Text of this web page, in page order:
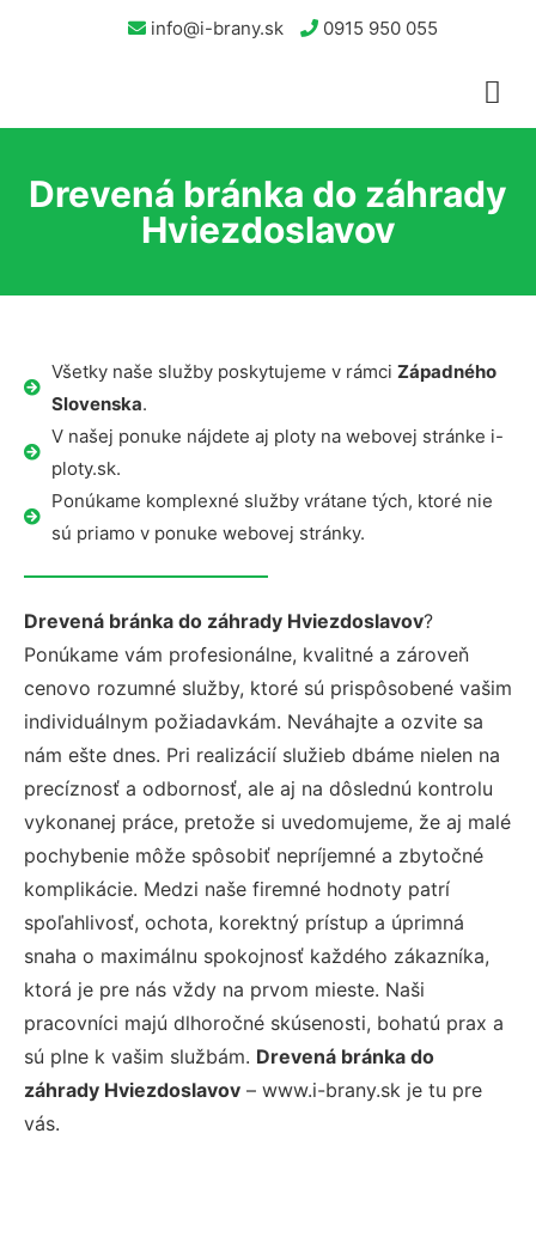
info@i-brany.sk 0915 950 055
Drevená bránka do záhrady
Hviezdoslavov
Všetky naše služby poskytujeme v rámci Západného
Slovenska.
V našej ponuke nájdete aj ploty na webovej stránke i-
ploty.sk.
Ponúkame komplexné služby vrátane tých, ktoré nie
sú priamo v ponuke webovej stránky.
Drevená bránka do záhrady Hviezdoslavov?
Ponúkame vám profesionálne, kvalitné a zároveň
cenovo rozumné služby, ktoré sú prispôsobené vašim
individuálnym požiadavkám. Neváhajte a ozvite sa
nám ešte dnes. Pri realizácií služieb dbáme nielen na
precíznosť a odbornosť, ale aj na dôslednú kontrolu
vykonanej práce, pretože si uvedomujeme, že aj malé
pochybenie môže spôsobiť nepríjemné a zbytočné
komplikácie. Medzi naše firemné hodnoty patrí
spoľahlivosť, ochota, korektný prístup a úprimná
snaha o maximálnu spokojnosť každého zákazníka,
ktorá je pre nás vždy na prvom mieste. Naši
pracovníci majú dlhoročné skúsenosti, bohatú prax a
sú plne k vašim službám. Drevená bránka do
záhrady Hviezdoslavov – www.i-brany.sk je tu pre
vás.